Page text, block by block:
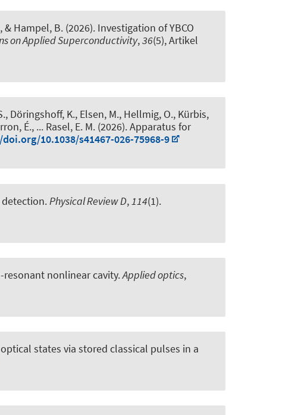
& Hampel, B. (2026). Investigation of YBCO
on Applied Superconductivity,36(5), Artikel
Döringshoff, K., Elsen, M., Hellmig, O., Kürbis,
É., ... Rasel, E. M. (2026).Apparatus for
10.1038/s41467-026-75968-9
. Physical Review D, 114(1).
nonlinear cavity.Applied optics,
states via stored classical pulses in a